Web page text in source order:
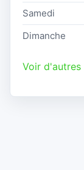
Samedi
Dimanche
Voir d'autres